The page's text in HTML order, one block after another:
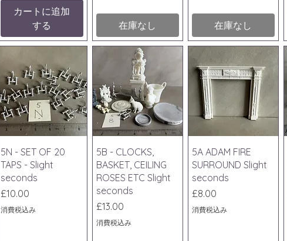
カートに追加
する
在庫なし 在庫なし
クイックビュー
5N - SET OF 20
TAPS - Slight
seconds
価格
£10.00
消費税込み
クイックビュー
5B - CLOCKS,
BASKET, CEILING
ROSES ETC Slight
seconds
価格
£13.00
消費税込み
クイックビュー
5A ADAM FIRE
SURROUND Slight
seconds
価格
£8.00
消費税込み